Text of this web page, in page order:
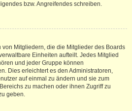
bzw. Angreifendes schreiben.
von Mitgliedern, die die Mitglieder des Boards
Einheiten aufteilt. Jedes Mitglied
und jeder Gruppe können
Dies erleichtert es den Administratoren,
auf einmal zu ändern und sie zum
zu machen oder ihnen Zugriff zu
geben.